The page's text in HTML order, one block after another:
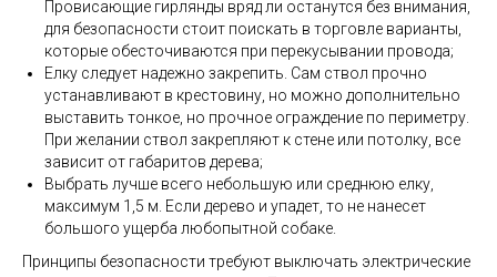
Провисающие гирлянды вряд ли останутся без внимания,
для безопасности стоит поискать в торговле варианты,
которые обесточиваются при перекусывании провода;
Елку следует надежно закрепить. Сам ствол прочно
устанавливают в крестовину, но можно дополнительно
выставить тонкое, но прочное ограждение по периметру.
При желании ствол закрепляют к стене или потолку, все
зависит от габаритов дерева;
Выбрать лучше всего небольшую или среднюю елку,
максимум 1,5 м. Если дерево и упадет, то не нанесет
большого ущерба любопытной собаке.
Принципы безопасности требуют выключать электрические